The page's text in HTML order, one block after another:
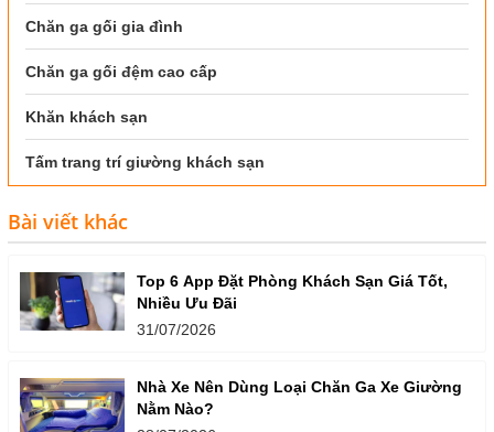
Chăn ga gối gia đình
Chăn ga gối đệm cao cấp
Khăn khách sạn
Tấm trang trí giường khách sạn
Bài viết khác
Top 6 App Đặt Phòng Khách Sạn Giá Tốt,
Nhiều Ưu Đãi
31/07/2026
Nhà Xe Nên Dùng Loại Chăn Ga Xe Giường
Nằm Nào?